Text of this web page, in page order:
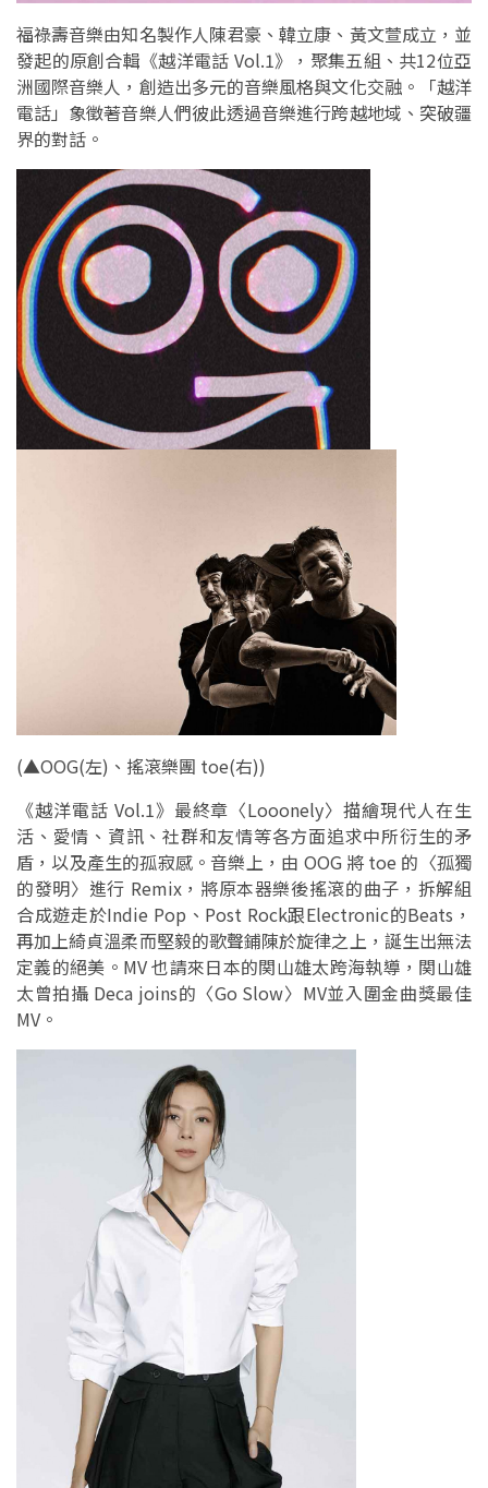
福祿壽音樂由知名製作人陳君豪、韓立康、黃文萱成立，並
發起的原創合輯《越洋電話 Vol.1》，聚集五組、共12位亞
洲國際音樂人，創造出多元的音樂風格與文化交融。「越洋
電話」象徵著音樂人們彼此透過音樂進行跨越地域、突破疆
界的對話。
(▲OOG(左)、 搖滾樂團 toe(右))
《越洋電話 Vol.1》最終章〈Looonely〉描繪現代人在生
活、愛情、資訊、社群和友情等各方面追求中所衍生的矛
盾，以及產生的孤寂感。音樂上，由 OOG 將 toe 的〈孤獨
的發明〉進行 Remix，將原本器樂後搖滾的曲子，拆解組
合成遊走於Indie Pop、Post Rock跟Electronic的Beats，
再加上綺貞溫柔而堅毅的歌聲鋪陳於旋律之上，誕生出無法
定義的絕美。MV 也請來日本的関山雄太跨海執導，関山雄
太曾拍攝 Deca joins的〈Go Slow〉MV並入圍金曲獎最佳
MV。